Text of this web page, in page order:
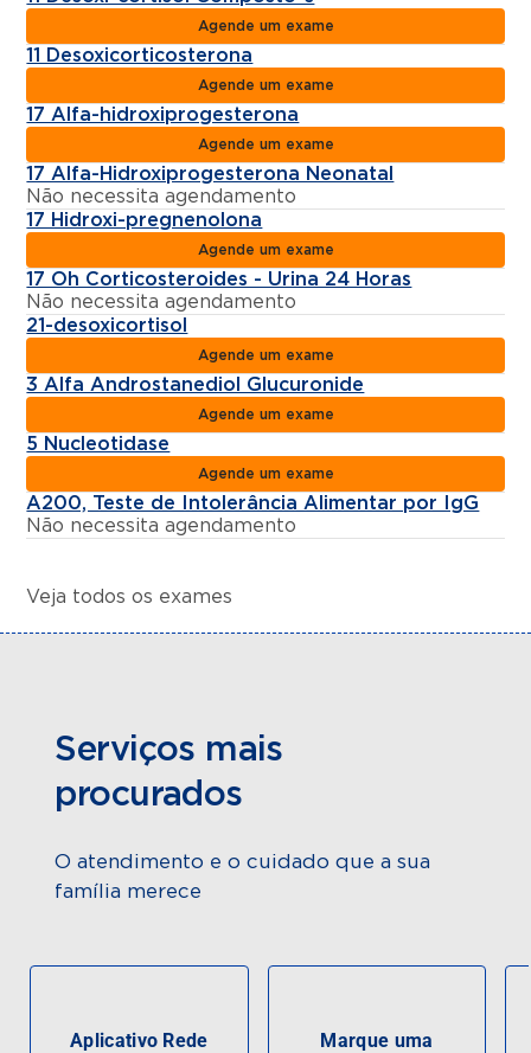
Agende um exame
11 Desoxicorticosterona
Agende um exame
17 Alfa-hidroxiprogesterona
Agende um exame
17 Alfa-Hidroxiprogesterona Neonatal
Não necessita agendamento
17 Hidroxi-pregnenolona
Agende um exame
17 Oh Corticosteroides - Urina 24 Horas
Não necessita agendamento
21-desoxicortisol
Agende um exame
3 Alfa Androstanediol Glucuronide
Agende um exame
5 Nucleotidase
Agende um exame
A200, Teste de Intolerância Alimentar por IgG
Não necessita agendamento
Veja todos os exames
Serviços mais
procurados
O atendimento e o cuidado que a sua
família merece
Aplicativo Rede
Marque uma